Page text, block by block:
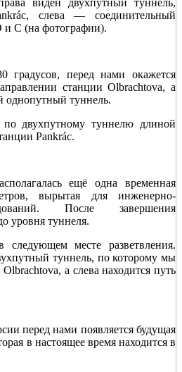
виден двухпутный туннель,
слева — соединительный
C (на фотографии).
градусов, перед нами окажется
станции Olbrachtova, а
однопутный туннель.
по двухпутному туннелю длиной
Pankrác.
ещё одна временная
вырытая для инженерно-
После завершения
уровня туннеля.
месте разветвления.
туннель, по которому мы
а слева находится путь
перед нами появляется будущая
в настоящее время находится в